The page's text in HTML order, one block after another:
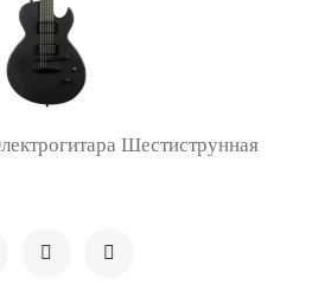
Шестиструнная